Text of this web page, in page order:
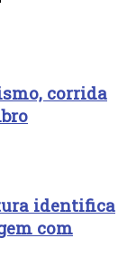
corrida
identifica
com